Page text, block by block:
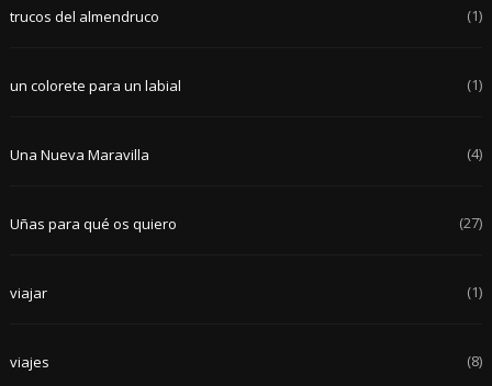
trucos del almendruco (1)
un colorete para un labial (1)
Una Nueva Maravilla (4)
Uñas para qué os quiero (27)
viajar (1)
viajes (8)